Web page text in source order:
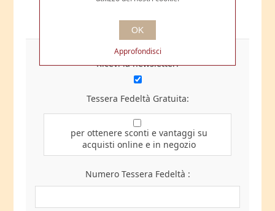
Opzioni
Ricevi la newsletter:
Tessera Fedeltà Gratuita:
per ottenere sconti e vantaggi su
acquisti online e in negozio
Numero Tessera Fedeltà :
OK
Approfondisci